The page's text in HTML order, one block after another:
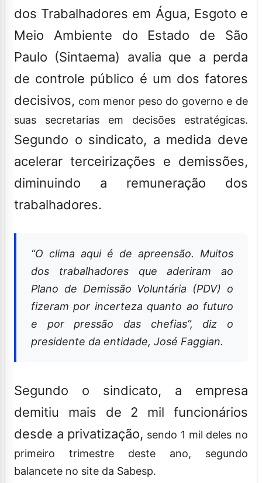
dos Trabalhadores em Água, Esgoto e
Meio Ambiente do Estado de São
Paulo (Sintaema) avalia que a perda
de controle público é um dos fatores
decisivos, com menor peso do governo e de
suas secretarias em decisões estratégicas.
Segundo o sindicato, a medida deve
acelerar terceirizações e demissões,
diminuindo a remuneração dos
trabalhadores.
“O clima aqui é de apreensão. Muitos
dos trabalhadores que aderiram ao
Plano de Demissão Voluntária (PDV) o
fizeram por incerteza quanto ao futuro
e por pressão das chefias”, diz o
presidente da entidade, José Faggian.
Segundo o sindicato, a empresa
demitiu mais de 2 mil funcionários
desde a privatização, sendo 1 mil deles no
primeiro trimestre deste ano, segundo
balancete no site da Sabesp.